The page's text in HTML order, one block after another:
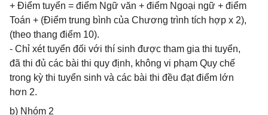
+ Điểm tuyển = điểm Ngữ văn + điểm Ngoại ngữ + điểm
Toán + (Điểm trung bình của Chương trình tích hợp x 2),
(theo thang điểm 10).
- Chỉ xét tuyển đối với thí sinh được tham gia thi tuyển,
đã thi đủ các bài thi quy định, không vi phạm Quy chế
trong kỳ thi tuyển sinh và các bài thi đều đạt điểm lớn
hơn 2.
b) Nhóm 2